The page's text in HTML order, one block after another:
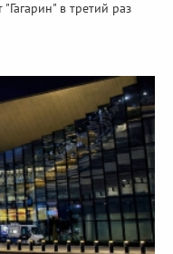
в третий раз